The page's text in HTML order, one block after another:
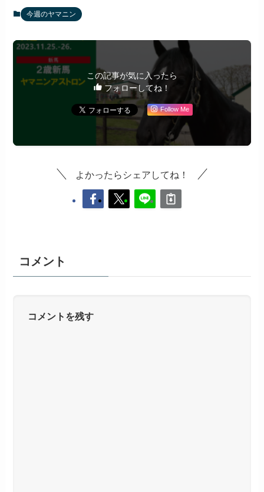
今週のヤマニン
この記事が気に入ったら
フォローしてね！
Follow Me
よかったらシェアしてね！
コメント
コメントを残す